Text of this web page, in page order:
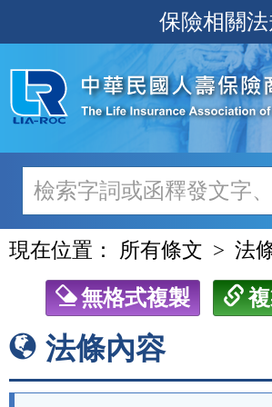
至
主
內
容
保險相關
現在位置： 所有條文 法
無格式複製
法條內容